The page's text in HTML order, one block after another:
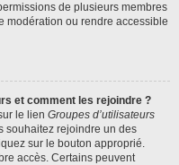
de plusieurs membres
modération ou rendre accessible
et comment les rejoindre ?
le lien Groupes d’utilisateurs
souhaitez rejoindre un des
sur le bouton approprié.
accès. Certains peuvent